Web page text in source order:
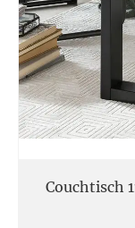
Couchtisch